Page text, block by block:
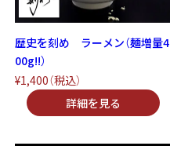
歴史を刻め ラーメン（麺増量4
00g!!）
¥1,400（税込）